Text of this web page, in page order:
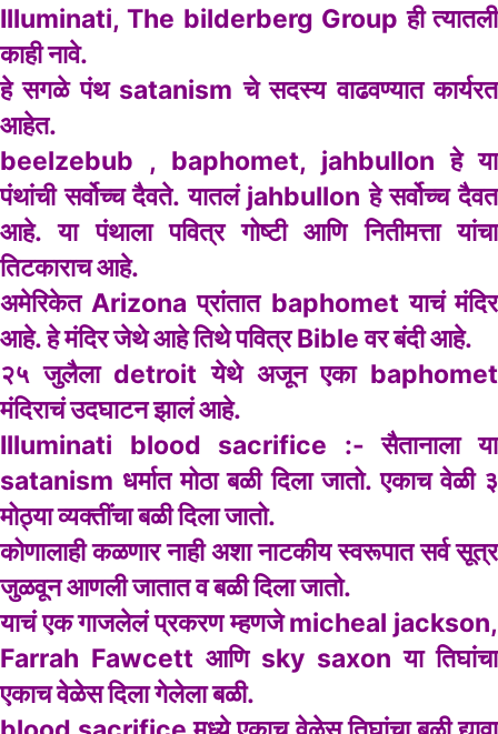
Illuminati, The bilderberg Group ही त्यातली
काही नावे.
हे सगळे पंथ satanism चे सदस्य वाढवण्यात कार्यरत
आहेत.
beelzebub , baphomet, jahbullon हे या
पंथांची सर्वोच्च दैवते. यातलं jahbullon हे सर्वोच्च दैवत
आहे. या पंथाला पवित्र गोष्टी आणि नितीमत्ता यांचा
तिटकाराच आहे.
अमेरिकेत Arizona प्रांतात baphomet याचं मंदिर
आहे. हे मंदिर जेथे आहे तिथे पवित्र Bible वर बंदी आहे.
२५ जुलैला detroit येथे अजून एका baphomet
मंदिराचं उदघाटन झालं आहे.
Illuminati blood sacrifice :- सैतानाला या
satanism धर्मात मोठा बळी दिला जातो. एकाच वेळी ३
मोठ्या व्यक्तींचा बळी दिला जातो.
कोणालाही कळणार नाही अशा नाटकीय स्वरूपात सर्व सूत्र
जुळवून आणली जातात व बळी दिला जातो.
याचं एक गाजलेलं प्रकरण म्हणजे micheal jackson,
Farrah Fawcett आणि sky saxon या तिघांचा
एकाच वेळेस दिला गेलेला बळी.